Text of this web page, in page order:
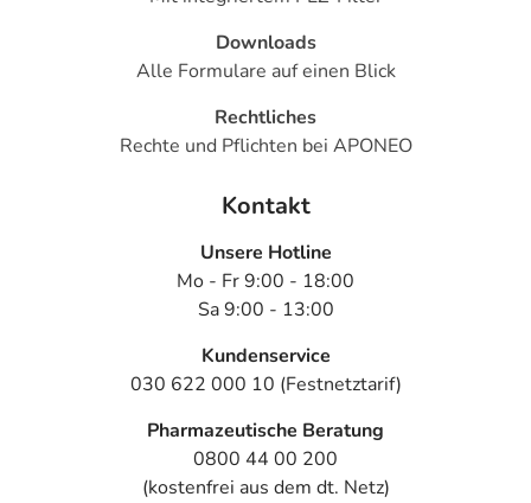
Downloads
Alle Formulare auf einen Blick
Rechtliches
Rechte und Pflichten bei APONEO
Kontakt
Unsere Hotline
Mo - Fr 9:00 - 18:00
Sa 9:00 - 13:00
Kundenservice
030 622 000 10 (Festnetztarif)
Pharmazeutische Beratung
0800 44 00 200
(kostenfrei aus dem dt. Netz)